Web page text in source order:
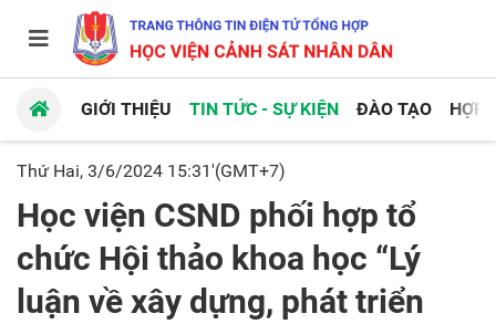
GIỚI THIỆU TIN TỨC - SỰ KIỆN ĐÀO TẠO HỢP
Thứ Hai, 3/6/2024 15:31'(GMT+7)
Học viện CSND phối hợp tổ
chức Hội thảo khoa học “Lý
luận về xây dựng, phát triển